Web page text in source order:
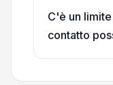
C'è un
contatto